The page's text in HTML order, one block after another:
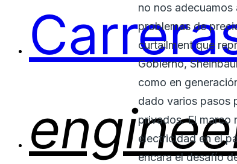
no nos
problemas de
curtailment que
Gobierno,
como en
dado varios pasos
privados. El marco
electricidad en el
encara el desafío